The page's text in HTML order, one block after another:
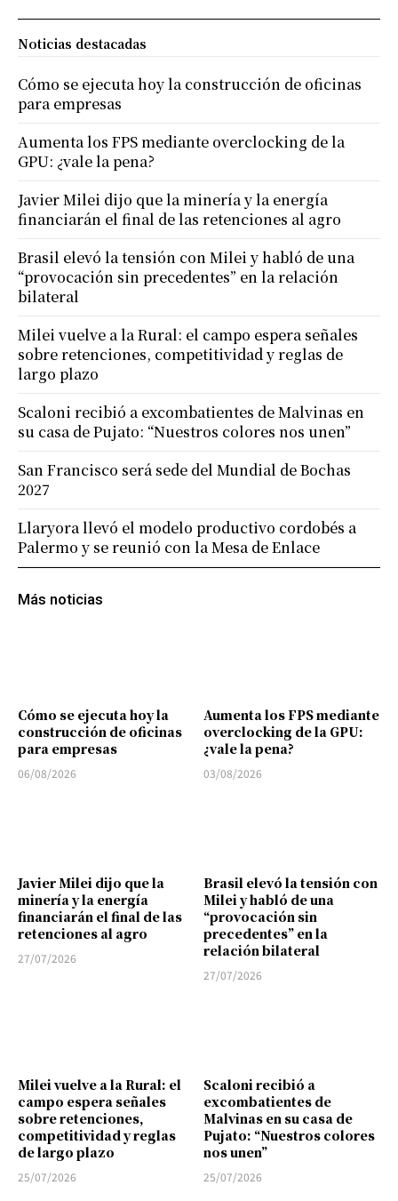
Más noticias
Cómo se ejecuta hoy la
construcción de oficinas
para empresas
06/08/2026
Aumenta los FPS mediante
overclocking de la GPU:
¿vale la pena?
03/08/2026
Javier Milei dijo que la
minería y la energía
financiarán el final de las
retenciones al agro
27/07/2026
Brasil elevó la tensión con
Milei y habló de una
“provocación sin
precedentes” en la
relación bilateral
27/07/2026
Milei vuelve a la Rural: el
campo espera señales
sobre retenciones,
competitividad y reglas
de largo plazo
25/07/2026
Scaloni recibió a
excombatientes de
Malvinas en su casa de
Pujato: “Nuestros colores
nos unen”
25/07/2026
Noticias destacadas
Cómo se ejecuta hoy la construcción de oficinas
para empresas
Aumenta los FPS mediante overclocking de la
GPU: ¿vale la pena?
Javier Milei dijo que la minería y la energía
financiarán el final de las retenciones al agro
Brasil elevó la tensión con Milei y habló de una
“provocación sin precedentes” en la relación
bilateral
Milei vuelve a la Rural: el campo espera señales
sobre retenciones, competitividad y reglas de
largo plazo
Scaloni recibió a excombatientes de Malvinas en
su casa de Pujato: “Nuestros colores nos unen”
San Francisco será sede del Mundial de Bochas
2027
Llaryora llevó el modelo productivo cordobés a
Palermo y se reunió con la Mesa de Enlace